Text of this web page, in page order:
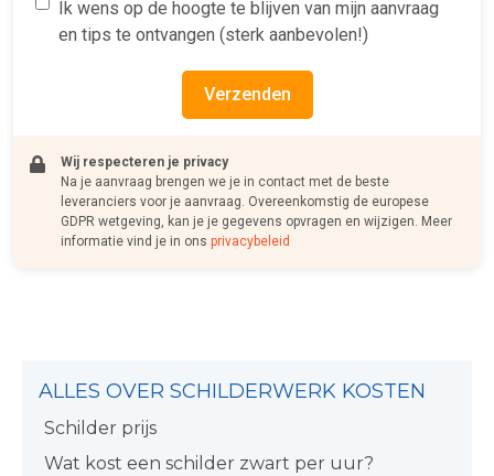
Ik wens op de hoogte te blijven van mijn aanvraag
en tips te ontvangen (sterk aanbevolen!)
Verzenden
Wij respecteren je privacy
Na je aanvraag brengen we je in contact met de beste
leveranciers voor je aanvraag. Overeenkomstig de europese
GDPR wetgeving, kan je je gegevens opvragen en wijzigen. Meer
informatie vind je in ons privacybeleid
ALLES OVER SCHILDERWERK KOSTEN
Schilder prijs
Wat kost een schilder zwart per uur?